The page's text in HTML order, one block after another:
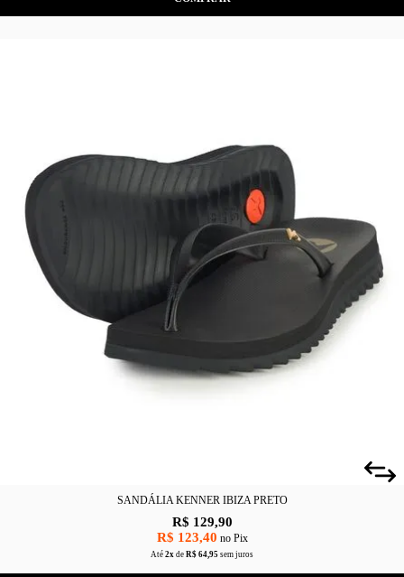
SANDÁLIA KENNER IBIZA PRETO
R$ 129,90
R$ 123,40 no Pix
Até 2x de R$ 64,95 sem juros